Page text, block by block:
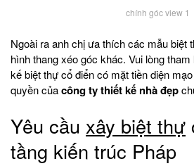
chính góc view 1
Ngoài ra anh chị ưa thích các mẫu biệt
hình thang xéo góc khác. Vui lòng
kế biệt thự cổ điển có mặt tiền diện
quyền củacông ty thiết kế nhà đẹp
Yêu cầu xây biệt thự
tầng kiến trúc Pháp